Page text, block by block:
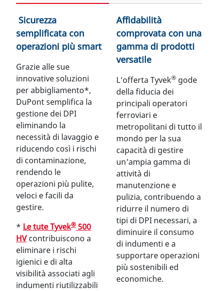
Sicurezza
semplificata con
operazioni più smart
Grazie alle sue
innovative soluzioni
per abbigliamento*,
DuPont semplifica la
gestione dei DPI
eliminando la
necessità di lavaggio e
riducendo così i rischi
di contaminazione,
rendendo le
operazioni più pulite,
veloci e facili da
gestire.
* Le tute Tyvek® 500
HVcontribuiscono a
eliminare i rischi
igienici e di alta
visibilità associati agli
indumenti riutilizzabili
Affidabilità
comprovata con una
gamma di prodotti
versatile
L'offerta Tyvek® gode
della fiducia dei
principali operatori
ferroviari e
metropolitani di tutto il
mondo per la sua
capacità di gestire
un'ampia gamma di
attività di
manutenzione e
pulizia, contribuendo a
ridurre il numero di
tipi di DPI necessari, a
diminuire il consumo
di indumenti e a
supportare operazioni
più sostenibili ed
economiche.